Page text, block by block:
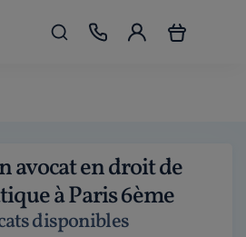
avocat en droit de
à Paris 6ème
disponibles